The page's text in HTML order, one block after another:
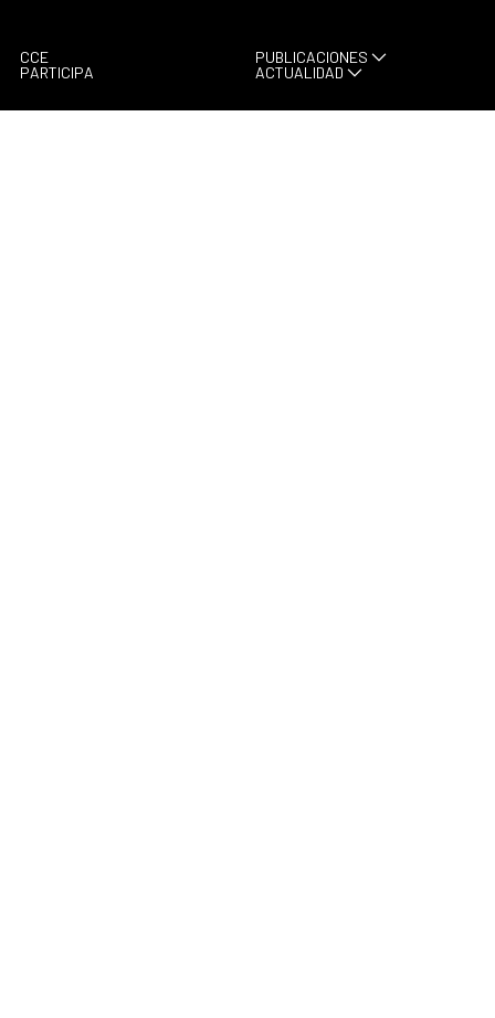
CCE
PARTICIPA
PUBLICACIONES
ACTUALIDAD